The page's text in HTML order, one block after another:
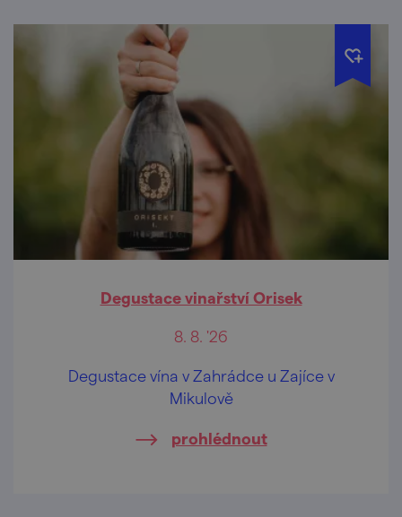
Degustace vinařství Orisek
8. 8. '26
Degustace vína v Zahrádce u Zajíce v
Mikulově
prohlédnout